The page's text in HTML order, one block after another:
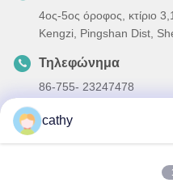
4ος-5ος όροφος, κτίριο
Kengzi, Pingshan Dist,
Τηλεφώνημα
86-755- 23247478
Ηλεκτρονικό
cathy